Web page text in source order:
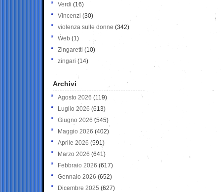
Verdi (16)
Vincenzi (30)
violenza sulle donne (342)
Web (1)
Zingaretti (10)
zingari (14)
Archivi
Agosto 2026 (119)
Luglio 2026 (613)
Giugno 2026 (545)
Maggio 2026 (402)
Aprile 2026 (591)
Marzo 2026 (641)
Febbraio 2026 (617)
Gennaio 2026 (652)
Dicembre 2025 (627)